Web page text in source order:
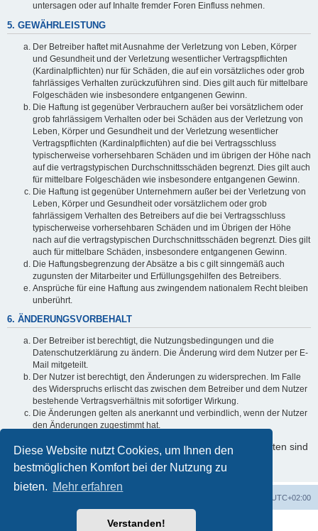
Diese Website nutzt Cookies, um Ihnen den
bestmöglichen Komfort bei der Nutzung zu
bieten. Mehr erfahren
Verstanden!
untersagen oder auf Inhalte fremder Foren Einfluss nehmen.
5. GEWÄHRLEISTUNG
Der Betreiber haftet mit Ausnahme der Verletzung von Leben, Körper
und Gesundheit und der Verletzung wesentlicher Vertragspflichten
(Kardinalpflichten) nur für Schäden, die auf ein vorsätzliches oder grob
fahrlässiges Verhalten zurückzuführen sind. Dies gilt auch für mittelbare
Folgeschäden wie insbesondere entgangenen Gewinn.
Die Haftung ist gegenüber Verbrauchern außer bei vorsätzlichem oder
grob fahrlässigem Verhalten oder bei Schäden aus der Verletzung von
Leben, Körper und Gesundheit und der Verletzung wesentlicher
Vertragspflichten (Kardinalpflichten) auf die bei Vertragsschluss
typischerweise vorhersehbaren Schäden und im übrigen der Höhe nach
auf die vertragstypischen Durchschnittsschäden begrenzt. Dies gilt auch
für mittelbare Folgeschäden wie insbesondere entgangenen Gewinn.
Die Haftung ist gegenüber Unternehmern außer bei der Verletzung von
Leben, Körper und Gesundheit oder vorsätzlichem oder grob
fahrlässigem Verhalten des Betreibers auf die bei Vertragsschluss
typischerweise vorhersehbaren Schäden und im Übrigen der Höhe
nach auf die vertragstypischen Durchschnittsschäden begrenzt. Dies gilt
auch für mittelbare Schäden, insbesondere entgangenen Gewinn.
Die Haftungsbegrenzung der Absätze a bis c gilt sinngemäß auch
zugunsten der Mitarbeiter und Erfüllungsgehilfen des Betreibers.
Ansprüche für eine Haftung aus zwingendem nationalem Recht bleiben
unberührt.
6. ÄNDERUNGSVORBEHALT
Der Betreiber ist berechtigt, die Nutzungsbedingungen und die
Datenschutzerklärung zu ändern. Die Änderung wird dem Nutzer per E-
Mail mitgeteilt.
Der Nutzer ist berechtigt, den Änderungen zu widersprechen. Im Falle
des Widerspruchs erlischt das zwischen dem Betreiber und dem Nutzer
bestehende Vertragsverhältnis mit sofortiger Wirkung.
Die Änderungen gelten als anerkannt und verbindlich, wenn der Nutzer
den Änderungen zugestimmt hat.
Informationen über den Umgang mit Ihren persönlichen Daten sind
in der Datenschutzerklärung enthalten.
UTC+02:00
Powered byphpBB® Forum Software © phpBB Limited